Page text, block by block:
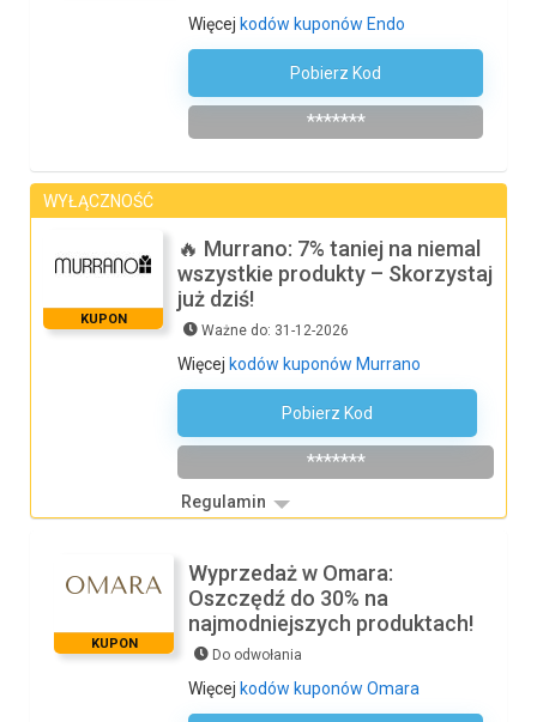
Więcej kodów kuponów Endo
Pobierz Kod
*******
WYŁĄCZNOŚĆ
KUPON
🔥 Murrano: 7% taniej na niemal
wszystkie produkty – Skorzystaj
już dziś!
Ważne do: 31-12-2026
Więcej kodów kuponów Murrano
Pobierz Kod
*******
Regulamin
KUPON
Wyprzedaż w Omara:
Oszczędź do 30% na
najmodniejszych produktach!
Do odwołania
Więcej kodów kuponów Omara